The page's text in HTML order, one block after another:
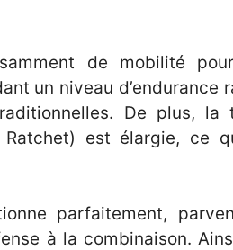
de mobilité
un niveau d’endurance
De plus,
est élargie, ce
parfaitement,
à la combinaison.